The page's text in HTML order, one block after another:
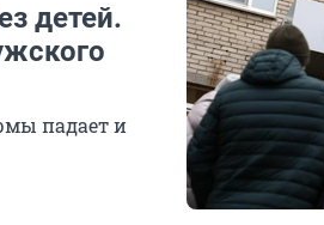
детей.
падает и